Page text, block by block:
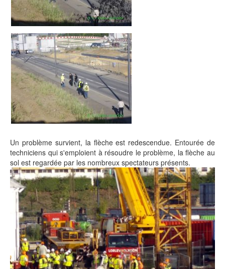
Un problème survient, la flèche est redescendue. Entourée de
techniciens qui s'emploient à résoudre le problème, la flèche au
sol est regardée par les nombreux spectateurs présents.